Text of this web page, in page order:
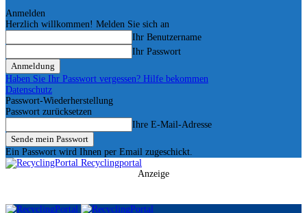
Anmelden
Herzlich willkommen! Melden Sie sich an
Ihr Benutzername
Ihr Passwort
Haben Sie Ihr Passwort vergessen? Hilfe bekommen
Datenschutz
Passwort-Wiederherstellung
Passwort zurücksetzen
Ihre E-Mail-Adresse
Ein Passwort wird Ihnen per Email zugeschickt.
Recyclingportal
Anzeige